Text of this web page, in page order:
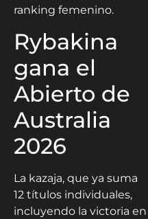
ranking femenino.
Rybakina
gana el
Abierto de
Australia
2026
La kazaja, que ya suma
12 títulos individuales,
incluyendo la victoria en